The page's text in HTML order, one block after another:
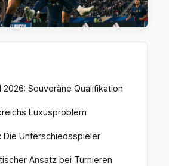
2026: Souveräne Qualifikation
Luxusproblem
Die Unterschiedsspieler
Ansatz bei Turnieren